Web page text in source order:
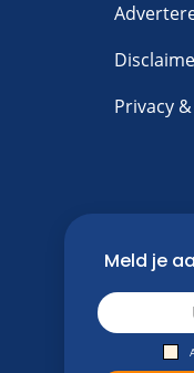
Privacy
Meld je